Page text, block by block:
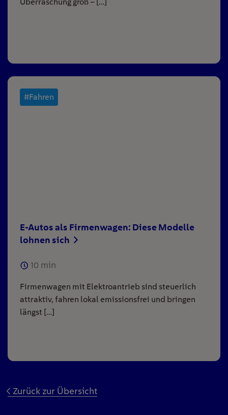
#Fahren
E-Autos als Firmenwagen: Diese Modelle
lohnen sich
10 min
Firmenwagen mit Elektroantrieb sind steuerlich
attraktiv, fahren lokal emissionsfrei und bringen
längst […]
Zurück zur Übersicht